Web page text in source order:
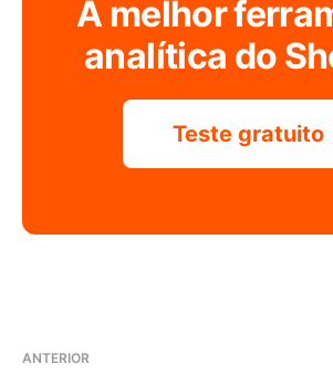
A melhor
analítica do
Teste gratuito
ANTERIOR